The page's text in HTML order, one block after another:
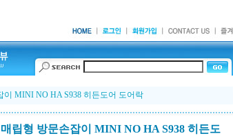
이 MINI NO HA S938 히든도어 도어락
립형 방문손잡이 MINI NO HA S938 히든도